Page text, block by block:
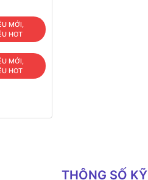
MỚI,
HOT
MỚI,
HOT
THÔNG SỐ